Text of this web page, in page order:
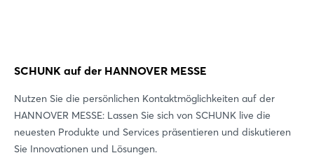
SCHUNK auf der HANNOVER MESSE
Nutzen Sie die persönlichen Kontaktmöglichkeiten auf der
HANNOVER MESSE: Lassen Sie sich von SCHUNK live die
neuesten Produkte und Services präsentieren und diskutieren
Sie Innovationen und Lösungen.